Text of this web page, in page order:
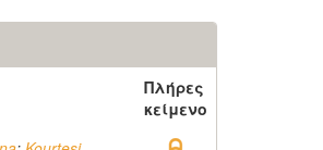
Πλήρες
κείμενο